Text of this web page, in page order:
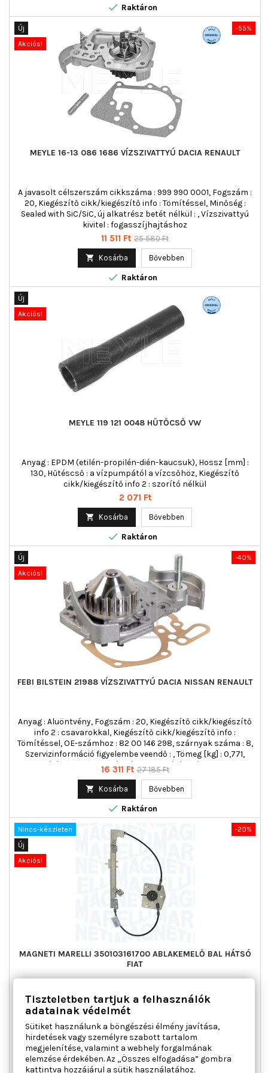
 Raktáron
-55%
Új
Akciós!
MEYLE 16-13 086 1686 VÍZSZIVATTYÚ DACIA RENAULT
A javasolt célszerszám cikkszáma : 999 990 0001, Fogszám :
20, Kiegészítő cikk/kiegészítő info : Tömítéssel, Minőség :
Sealed with SiC/SiC, új alkatrész betét nélkül : , Vízszivattyú
kivitel : fogasszíjhajtáshoz
Ár
11 511 Ft Normál
25 580 Ft
 Kosárba Bővebben
 Raktáron
Új
Akciós!
MEYLE 119 121 0048 HŰTŐCSŐ VW
Anyag : EPDM (etilén-propilén-dién-kaucsuk), Hossz [mm] :
130, Hűtéscső : a vízpumpától a vízcsőhöz, Kiegészítő
cikk/kiegészítő info 2 : szorító nélkül
Ár
2 071 Ft
 Kosárba Bővebben
 Raktáron
-40%
Új
Akciós!
FEBI BILSTEIN 21988 VÍZSZIVATTYÚ DACIA NISSAN RENAULT
Anyag : Aluöntvény, Fogszám : 20, Kiegészítő cikk/kiegészítő
info 2 : csavarokkal, Kiegészítő cikk/kiegészítő info :
Tömítéssel, OE-számhoz : 82 00 146 298, szárnyak száma : 8,
Szervizinformáció figyelembe veendő : , Tömeg [kg] : 0,771,
Tömítés anyaga : Papír, Vízpumpa járókerék anyaga :
Műanyag
Ár
16 311 Ft Normál
27 185 Ft
 Kosárba Bővebben
 Raktáron
-20%
Nincs-készleten
Új
Akciós!
MAGNETI MARELLI 350103161700 ABLAKEMELŐ BAL HÁTSÓ
FIAT
Ajtók száma : 5, Beépítési oldal : bal hátsó, Kiegészítő
cikk/kiegészítő info : Villanymotor nélkül, Működési mód :
elektromos, Páros cikkszám : 350103161800
Ár
41 455 FtNormál
ár
51 819 Ft
 Kosárba Bővebben
 Nincs-készleten
Tiszteletben tartjuk a felhasználók
adatainak védelmét
Sütiket használunk a böngészési élmény javítása,
hirdetések vagy személyre szabott tartalom
megjelenítése, valamint a webhely forgalmának
elemzése érdekében. Az „Összes elfogadása” gombra
kattintva hozzájárul a sütik használatához.